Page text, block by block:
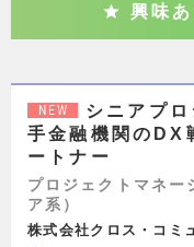
興味あ
NEW
シニアプ
手金融機関のDX
ートナー
プロジェクトマネー
ア系）
株式会社クロス・コミ